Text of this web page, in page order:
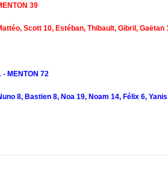
39
Scott 10, Estéban, Thibault, Gibril, Gaëtan
- MENTON 72
8, Bastien 8, Noa 19, Noam 14, Félix 6,